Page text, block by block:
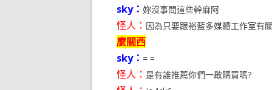
sky： 妳沒事問這些幹麻阿
怪人： 因為只要跟裕藍多媒體工作室有
麼關西
sky： = =
怪人： 是有誰推薦你們一啟購買嗎?